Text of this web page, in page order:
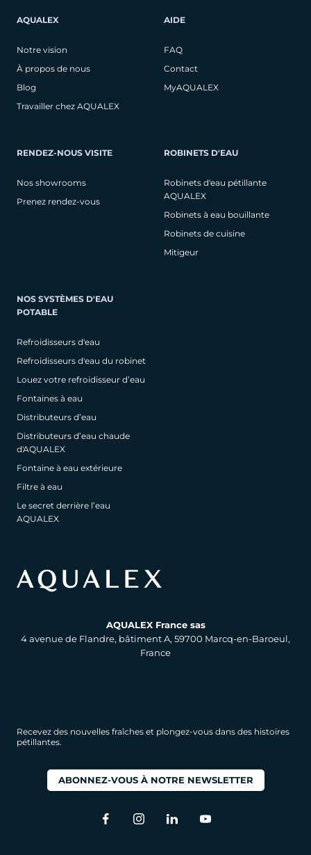
AQUALEX
Notre vision
À propos de nous
Blog
Travailler chez AQUALEX
AIDE
FAQ
Contact
MyAQUALEX
RENDEZ-NOUS VISITE
Nos showrooms
Prenez rendez-vous
ROBINETS D'EAU
Robinets d'eau pétillante
AQUALEX
Robinets à eau bouillante
Robinets de cuisine
Mitigeur
NOS SYSTÈMES D'EAU
POTABLE
Refroidisseurs d'eau
Refroidisseurs d'eau du robinet
Louez votre refroidisseur d’eau
Fontaines à eau
Distributeurs d’eau
Distributeurs d’eau chaude
d'AQUALEX
Fontaine à eau extérieure
Filtre à eau
Le secret derrière l’eau
AQUALEX
AQUALEX France sas
4 avenue de Flandre, bâtiment A, 59700 Marcq-en-Baroeul,
France
Recevez des nouvelles fraîches et plongez-vous dans des histoires
pétillantes.
ABONNEZ-VOUS À NOTRE NEWSLETTER